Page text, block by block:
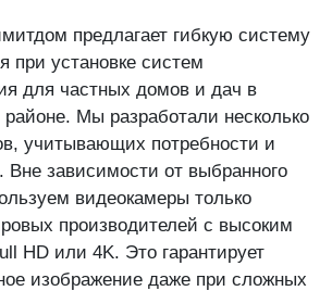
предлагает гибкую систему
при установке систем
для частных домов и дач в
Мы разработали несколько
учитывающих потребности и
Вне зависимости от выбранного
видеокамеры только
производителей с высоким
HD или 4K. Это гарантирует
изображение даже при сложных